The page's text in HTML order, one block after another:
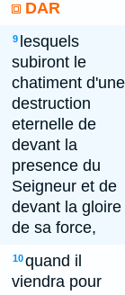
DAR
9 lesquels
subiront le
chatiment d'une
destruction
eternelle de
devant la
presence du
Seigneur et de
devant la gloire
de sa force,
10quand il
viendra pour